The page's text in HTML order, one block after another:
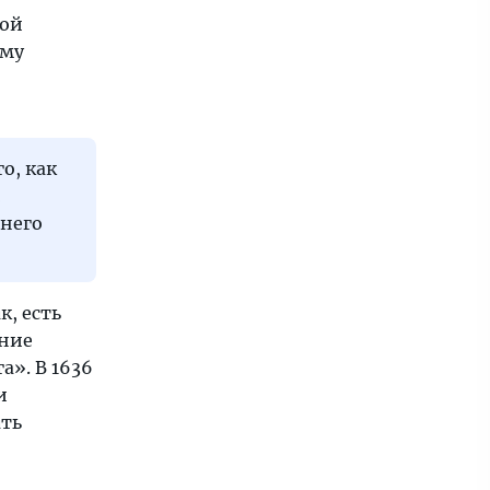
как
есть
В 1636